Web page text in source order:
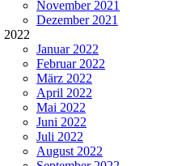
November 2021
Dezember 2021
2022
Januar 2022
Februar 2022
März 2022
April 2022
Mai 2022
Juni 2022
Juli 2022
August 2022